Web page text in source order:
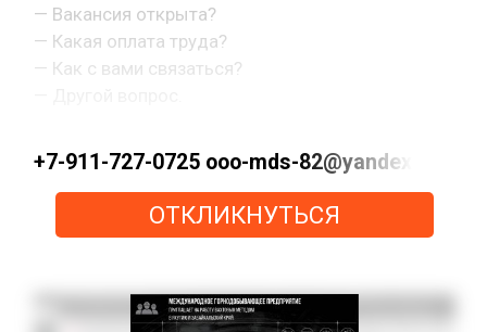
— Вакансия открыта?
— Какая оплата труда?
— Как с вами связаться?
+7-911-727-0725 ooo-mds-82@yandex.ru
ОТКЛИКНУТЬСЯ